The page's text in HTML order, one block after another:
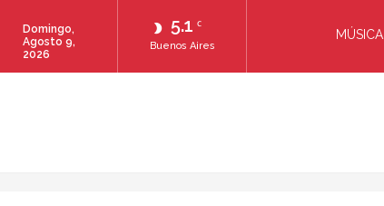
5.1 C
Buenos Aires
Domingo,
Agosto 9,
2026
MÚSICA